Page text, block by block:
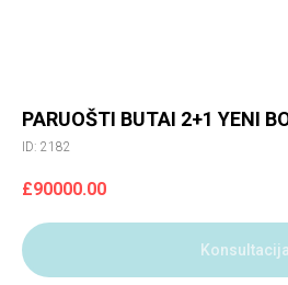
PARUOŠTI BUTAI 2+1 YENI
ID: 2182
£90000.00
Konsultacija